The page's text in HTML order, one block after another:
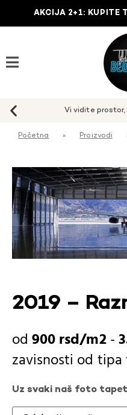
AKCIJA 2+1: KUPITE
Početna » Proizvodi
2019 –
900rsd -
zavisnosti od tipa
Uz svaki naš foto